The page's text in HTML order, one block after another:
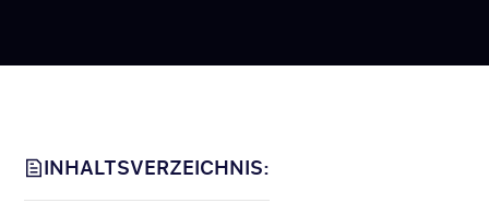
INHALTSVERZEICHNIS: